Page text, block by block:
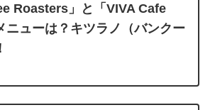
Roasters」と「VIVA Cafe
ューは？キツラノ（バンクー